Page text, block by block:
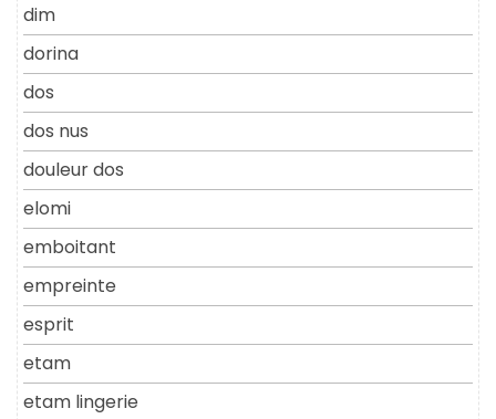
dim
dorina
dos
dos nus
douleur dos
elomi
emboitant
empreinte
esprit
etam
etam lingerie